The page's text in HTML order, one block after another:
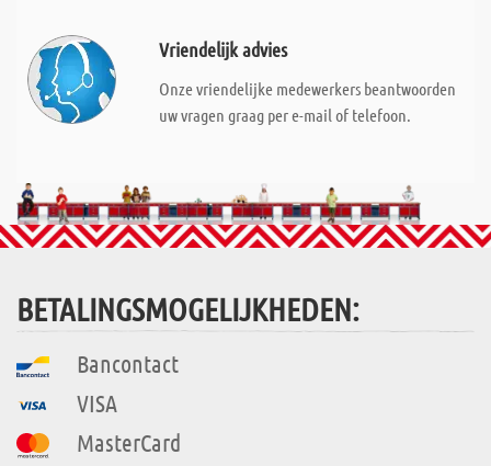
Vriendelijk advies
Onze vriendelijke medewerkers beantwoorden
uw vragen graag per e-mail of telefoon.
BETALINGSMOGELIJKHEDEN:
Bancontact
VISA
MasterCard